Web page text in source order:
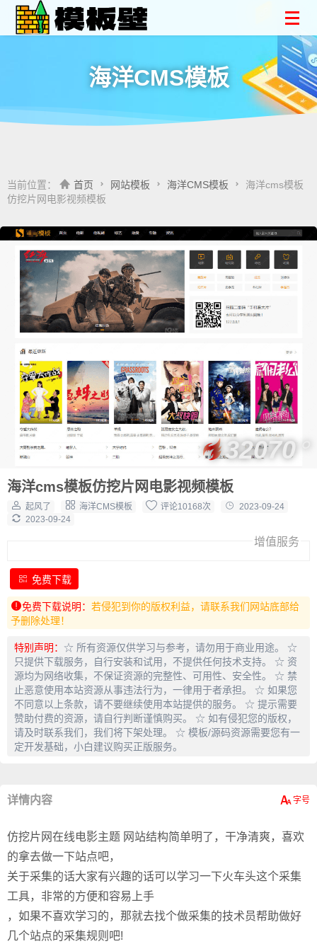
海洋CMS模板
当前位置： 首页 网站模板 海洋CMS模板
海洋cms模板
仿挖片网电影视频模板
海洋cms模板仿挖片网电影视频模板
起风了 海洋CMS模板 评论10168次
2023-09-24
2023-09-24
32070
增值服务
免费下载
免费下载说明： 若侵犯到你的版权利益，请联系我们网站底部给
予删除处理！
特别声明： ☆ 所有资源仅供学习与参考，请勿用于商业用途。 ☆
只提供下载服务，自行安装和试用，不提供任何技术支持。 ☆ 资
源均为网络收集，不保证资源的完整性、可用性、安全性。 ☆ 禁
止恶意使用本站资源从事违法行为，一律用于者承担。 ☆ 如果您
不同意以上条款，请不要继续使用本站提供的服务。 ☆ 提示需要
赞助付费的资源，请自行判断谨慎购买。 ☆ 如有侵犯您的版权，
请及时联系我们，我们将下架处理。 ☆ 模板/源码资源需要您有一
定开发基础，小白建议购买正版服务。
详情内容
仿挖片网在线电影主题 网站结构简单明了，干净清爽，喜欢
的拿去做一下站点吧，
关于采集的话大家有兴趣的话可以学习一下火车头这个采集
工具，非常的方便和容易上手
，如果不喜欢学习的，那就去找个做采集的技术员帮助做好
几个站点的采集规则吧!